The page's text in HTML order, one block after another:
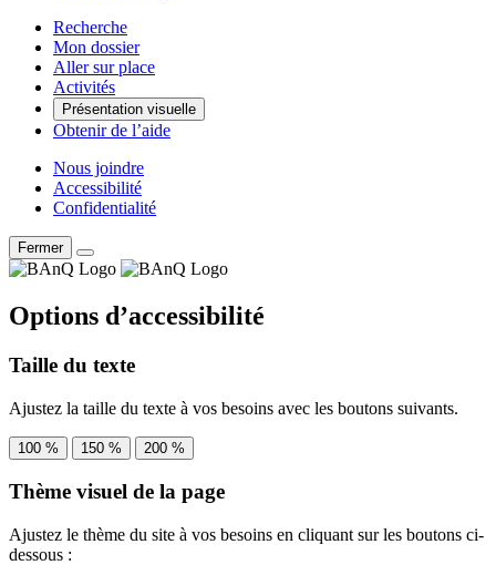
Recherche
Mon dossier
Aller sur place
Activités
Présentation visuelle
Obtenir de l’aide
Nous joindre
Accessibilité
Confidentialité
Fermer
Options d’accessibilité
Taille du texte
Ajustez la taille du texte à vos besoins avec les boutons suivants.
100 % 150 % 200 %
Thème visuel de la page
Ajustez le thème du site à vos besoins en cliquant sur les boutons ci-
dessous :